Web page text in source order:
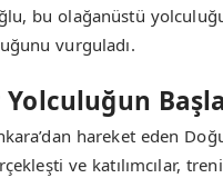
bu olağanüstü
vurguladı.
hareket eden
ve katılımcılar,